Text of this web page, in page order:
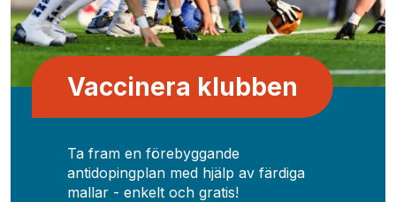
Ta fram en förebyggande
antidopingplan med hjälp av färdiga
mallar - enkelt och gratis!
Vaccinera klubben